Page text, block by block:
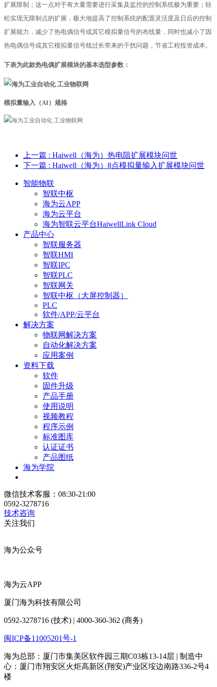
扩展限制；这一点对于有大量需要进行采集及监控的控制系统极为重要；轻
松实现无限制点的扩展，极大地提高了控制系统的配置灵活度及日后的控制
扩展能力，减少了热电偶信号或其它模拟量信号的布线量，同时也减小了因
热电偶信号或其它模拟量信号线过长带来的干扰问题，节省工程投资成本。
下表为此款热电偶扩展模块的基本选型参数：
模拟量输入（AI）规格
上一篇 : Haiwell（海为）热电阻扩展模块问世
下一篇 : Haiwell（海为）8点模拟量输入扩展模块问世
智能物联
智联中枢
海为云APP
海为云平台
海为智联云平台HaiwellLink Cloud
产品中心
智联服务器
智联HMI
智联IPC
智联PLC
智联网关
智联中枢（大屏控制器）
PLC
软件/APP/云平台
解决方案
物联网解决方案
自动化解决方案
应用案例
资料下载
软件
固件升级
产品手册
使用说明
视频教程
程序示例
标准图库
认证证书
产品图纸
海为学院
微信技术客服：08:30-21:00
0592-3278716
技术咨询
关注我们
海为公众号
海为云APP
厦门海为科技有限公司
0592-3278716 (技术) | 4000-360-362 (商务)
闽ICP备11005201号-1
海为总部：厦门市集美区软件园三期C03栋13-14层 | 制造中
心：厦门市翔安区火炬高新区(翔安)产业区垵边南路336-2号4
楼